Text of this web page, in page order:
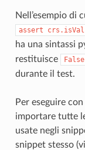
Nell’esempio di
assert
ha una sintassi
restituisce False
durante il test.
Per eseguire
importare tutte
usate negli
snippet stesso